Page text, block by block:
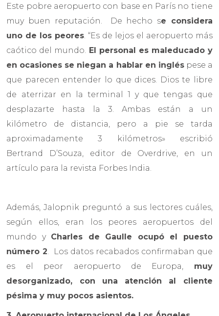
Este pobre aeropuerto con base en París no tiene
muy buen reputación. De hecho se considera
uno de los peores. “Es de lejos el aeropuerto más
caótico del mundo. El personal es maleducado y
en ocasiones se niegan a hablar en ingléspese a
que parecen entender lo que dices. Dios te libre
de aterrizar en la terminal 1 y que tengas que
desplazarte hasta la 3. Ambas están a un
kilómetro de distancia, pero a pie se tarda
aproximadamente 3 kilómetros» escribió
Bertrand D’Souza, editor de Overdrive, en un
artículo para la revista Forbes India.
Además, Jalopnik preguntó a sus lectores cuáles,
según ellos, eran los peores aeropuertos del
mundo y Charles de Gaulle ocupó el puesto
número 2. Los datos recabados confirmaban que
es el peor aeropuerto de Europa, muy
desorganizado, con una atención al cliente
pésima y muy pocos asientos.